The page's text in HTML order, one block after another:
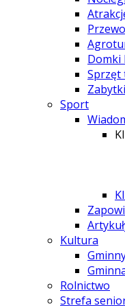
Domki
Sprzęt
Sport
Kultura
Rolnictwo
Strefa